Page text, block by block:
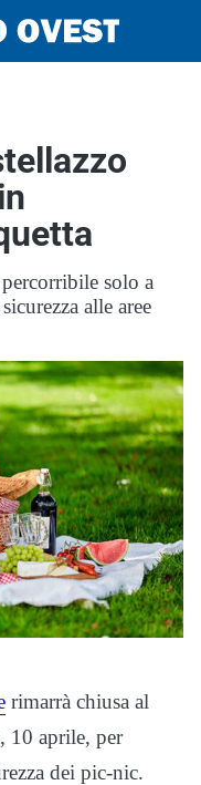
solo a
alle aree
rimarrà chiusa al
10 aprile, per
dei pic-nic.